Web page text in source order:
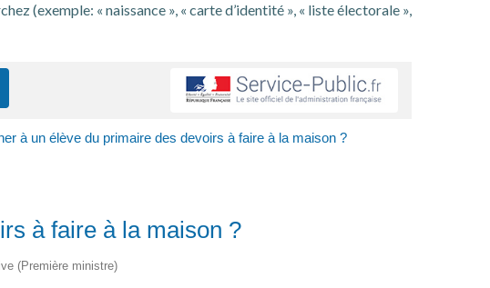
(exemple: « naissance », « carte d’identité », « liste électorale »,
à un élève du primaire des devoirs à faire à la maison ?
à faire à la maison ?
(Première ministre)